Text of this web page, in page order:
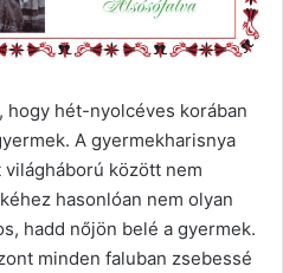
hogy hét-nyolcéves korában
A gyermekharisnya
között nem
hasonlóan nem olyan
hadd nőjön belé a gyermek.
minden faluban zsebessé